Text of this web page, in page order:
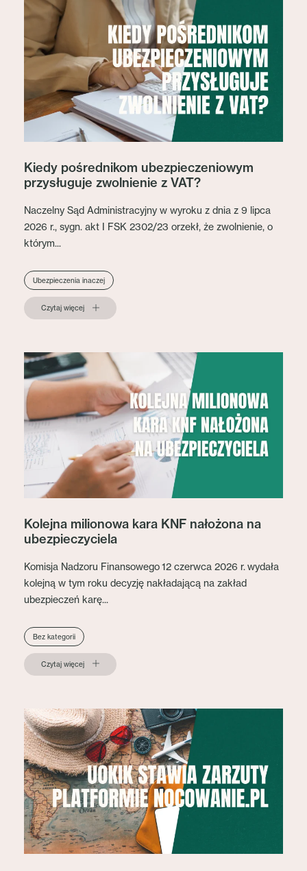
Kiedy pośrednikom ubezpieczeniowym
przysługuje zwolnienie z VAT?
Naczelny Sąd Administracyjny w wyroku z dnia z 9 lipca
2026 r., sygn. akt I FSK 2302/23 orzekł, że zwolnienie, o
którym...
Ubezpieczenia inaczej
Czytaj więcej
Kolejna milionowa kara KNF nałożona na
ubezpieczyciela
Komisja Nadzoru Finansowego 12 czerwca 2026 r. wydała
kolejną w tym roku decyzję nakładającą na zakład
ubezpieczeń karę...
Bez kategorii
Czytaj więcej